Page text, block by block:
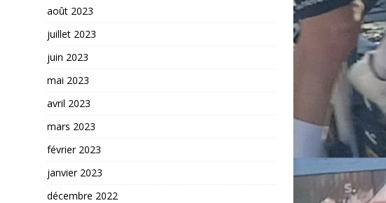
août 2023
juillet 2023
juin 2023
mai 2023
avril 2023
mars 2023
février 2023
janvier 2023
décembre 2022